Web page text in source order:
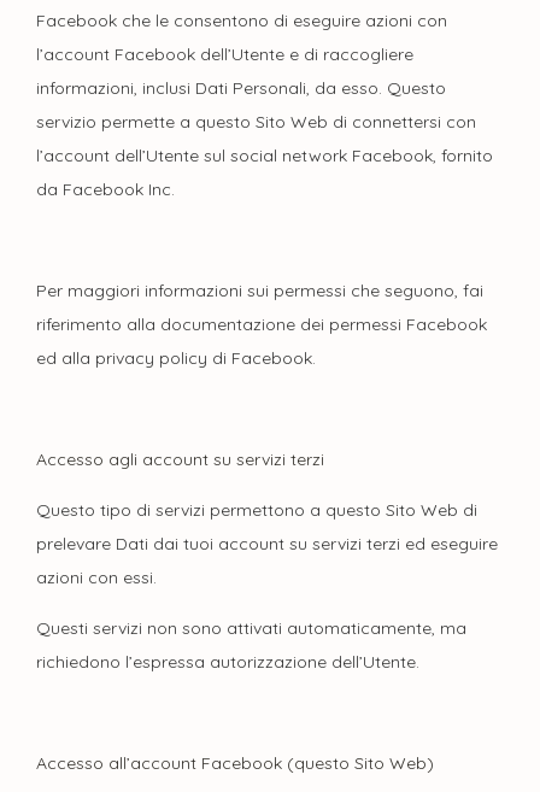
Facebook che le consentono di eseguire azioni con
l’account Facebook dell’Utente e di raccogliere
informazioni, inclusi Dati Personali, da esso. Questo
servizio permette a questo Sito Web di connettersi con
l’account dell’Utente sul social network Facebook, fornito
da Facebook Inc.
Per maggiori informazioni sui permessi che seguono, fai
riferimento alla documentazione dei permessi Facebook
ed alla privacy policy di Facebook.
Accesso agli account su servizi terzi
Questo tipo di servizi permettono a questo Sito Web di
prelevare Dati dai tuoi account su servizi terzi ed eseguire
azioni con essi.
Questi servizi non sono attivati automaticamente, ma
richiedono l’espressa autorizzazione dell’Utente.
Accesso all’account Facebook (questo Sito Web)